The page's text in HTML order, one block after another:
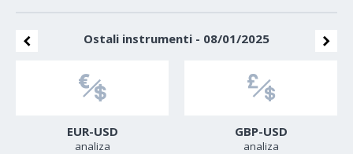
Ostali instrumenti - 08/01/2025
EUR-USD
analiza
GBP-USD
analiza